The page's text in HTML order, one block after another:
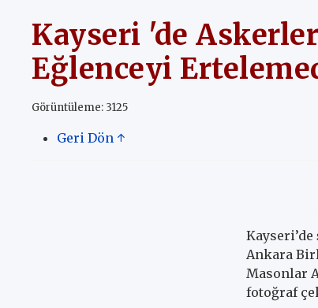
Kayseri 'de
Eğlenceyi
Görüntüleme: 3125
Geri Dön ↑
Ankara
Masonlar
fotoğraf